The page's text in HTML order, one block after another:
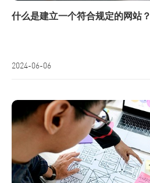
什么是建立一个符合规定的网站？
2024-06-06